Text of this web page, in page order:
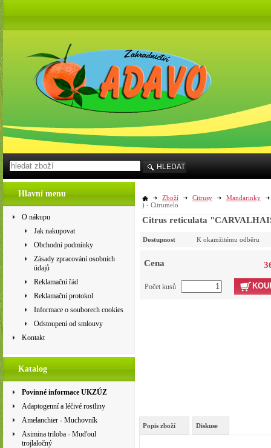
Hlavní menu
O nákupu
Jak nakupovat
Obchodní podmínky
Zásady zpracování osobních
údajů
Reklamační řád
Reklamační protokol
Informace o souborech cookies
Odstoupení od smlouvy
Kontakt
Katalog
Povinné informace UKZÚZ
Adaptogenní a léčivé rostliny
Amelanchier - Muchovník
Asimina triloba - Muďoul
trojlaločný
Zboží Citrusy
Mandarinky
) - Citrumelo
Citrus reticulata
Dostupnost K okamžitému odběru
Cena
Počet kusů
Popis zboží Diskuse
HLEDAT